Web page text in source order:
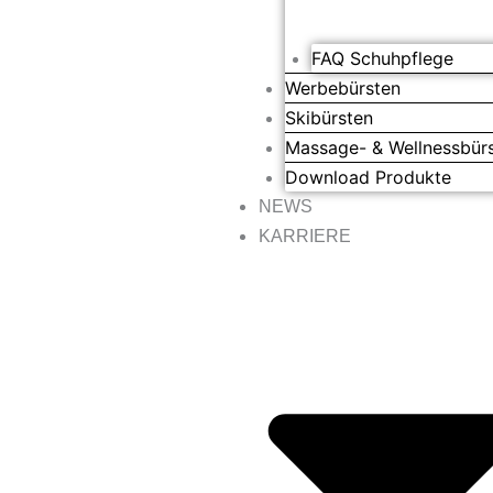
FAQ Schuhpflege
Werbebürsten
Skibürsten
Massage- &
Download Produkte
NEWS
KARRIERE